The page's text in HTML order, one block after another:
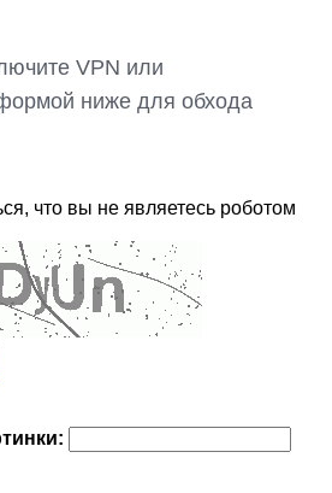
VPN или
ниже для обхода
что вы не являетесь роботом